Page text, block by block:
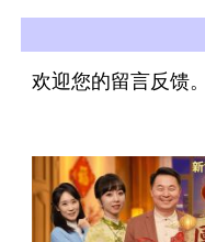
欢迎您的留言反馈。